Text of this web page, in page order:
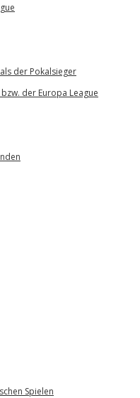
der Pokalsieger
der Europa League
Spielen